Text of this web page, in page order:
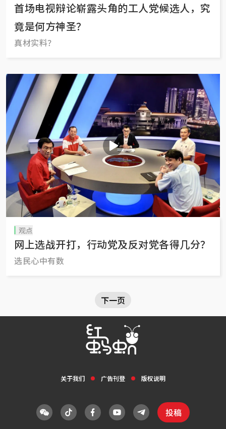
首场电视辩论崭露头角的工人党候选人，究
竟是何方神圣？
真材实料？
观点
网上选战开打，行动党及反对党各得几分？
选民心中有数
下一页
关于我们 广告刊登 版权说明
投稿